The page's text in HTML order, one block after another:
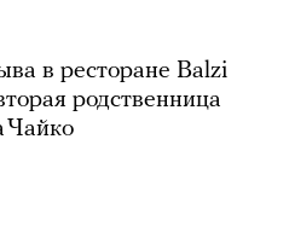
в ресторане Balzi
родственница
Чайко